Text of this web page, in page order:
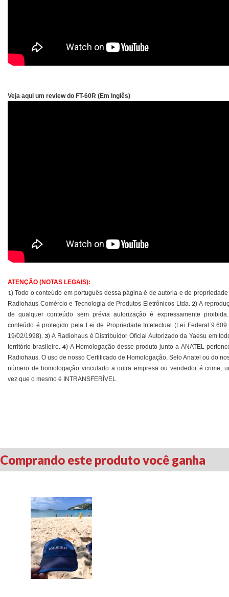
Veja aqui um review do FT-60R (Em Inglês)
ATENÇÃO (NOTAS LEGAIS):
1) Todo o conteúdo em português dessa página é de autoria e de propriedade
Radiohaus Comércio e Tecnologia de Produtos Eletrônicos Ltda.2) A
de qualquer conteúdo sem prévia autorização é expressamente
conteúdo é protegido pela Lei de Propriedade Intelectual (Lei Federal 9.609
19/02/1998). 3) A Radiohaus é Distribuidor Oficial Autorizado da Yaesu em
território brasileiro.4) A Homologação desse produto junto a ANATEL
Radiohaus. O uso de nosso Certificado de Homologação, Selo Anatel ou do
número de homologação vinculado a outra empresa ou vendedor é crime,
vez que o mesmo é INTRANSFERÍVEL.
Comprando este produto você ganha